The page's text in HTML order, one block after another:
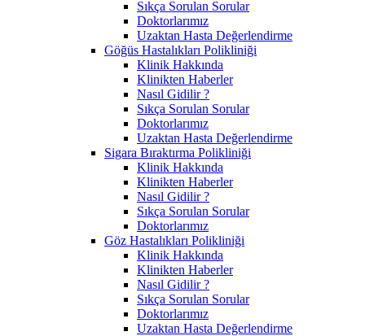
Sıkça Sorulan Sorular
Doktorlarımız
Uzaktan Hasta Değerlendirme
Göğüs Hastalıkları Polikliniği
Klinik Hakkında
Klinikten Haberler
Nasıl Gidilir ?
Sıkça Sorulan Sorular
Doktorlarımız
Uzaktan Hasta Değerlendirme
Sigara Bıraktırma Polikliniği
Klinik Hakkında
Klinikten Haberler
Nasıl Gidilir ?
Sıkça Sorulan Sorular
Doktorlarımız
Göz Hastalıkları Polikliniği
Klinik Hakkında
Klinikten Haberler
Nasıl Gidilir ?
Sıkça Sorulan Sorular
Doktorlarımız
Uzaktan Hasta Değerlendirme